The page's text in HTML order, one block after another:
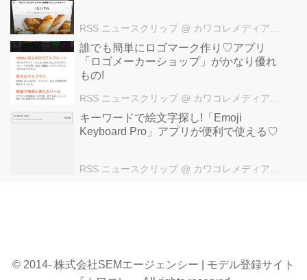
RSS ニュースクリップ @ カワコレメディア編集部
誰でも簡単にロゴマーク作り♡アプリ
「ロゴメーカーショップ」がかなり優れ
もの!
RSS ニュースクリップ @ カワコレメディア編集部
キーワードで絵文字探し!「Emoji
Keyboard Pro」アプリが便利で使える♡
RSS ニュースクリップ @ カワコレメディア編集部
© 2014- 株式会社SEMエージェンシー | モデル登録サイト